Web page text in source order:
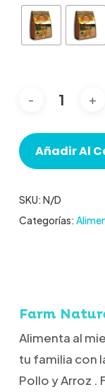
Añadir Al
SKU: N/D
Categorías:
Farm
Alimenta al
tu familia con
Pollo y Arroz .